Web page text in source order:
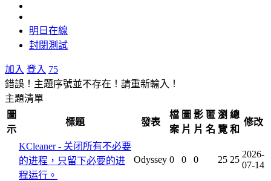
明日在線
封閉測試
加入 登入 75
錯誤！主題序號並不存在！請重新輸入！
主題清單
圖
示
標題 發表
檔
案
圖
片
影
片
匿
名
瀏
覽
總
和
修改
KCleaner - 关闭所有不必要
的进程，只留下必要的进
程运行。
Odyssey 0 0 0 25 25
2026-
07-14